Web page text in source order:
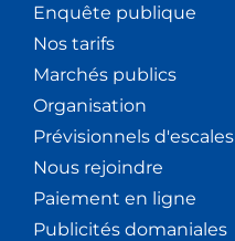
Enquête publique
Nos tarifs
Marchés publics
Organisation
Prévisionnels d'escales
Nous rejoindre
Paiement en ligne
Publicités domaniales